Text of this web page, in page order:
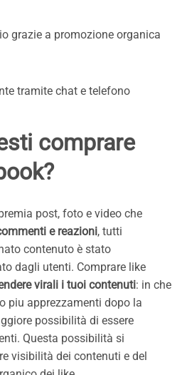
grazie a promozione organica
tramite chat e telefono
comprare
post, foto e video che
e reazioni, tutti
contenuto è stato
dagli utenti. Comprare like
virali i tuoi contenuti: in che
piu apprezzamenti dopo la
possibilità di essere
Questa possibilità si
visibilità dei contenuti e del